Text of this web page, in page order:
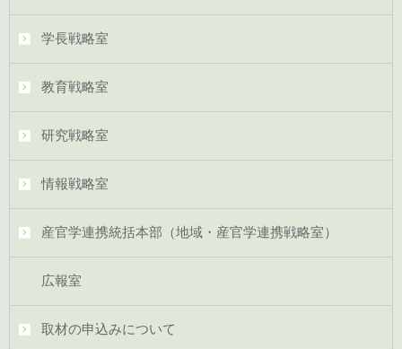
学長戦略室
教育戦略室
研究戦略室
情報戦略室
産官学連携統括本部（地域・産官学連携戦略室）
広報室
取材の申込みについて